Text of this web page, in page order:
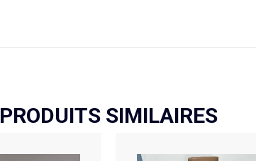
PRODUITS SIMILAIRES